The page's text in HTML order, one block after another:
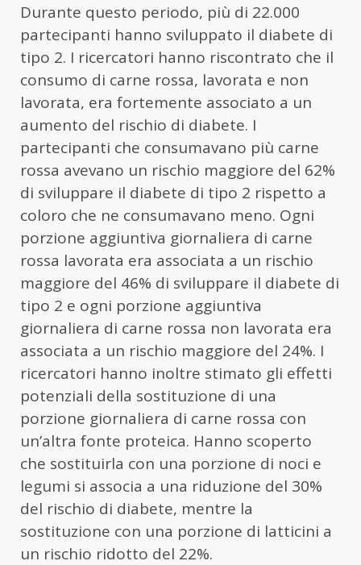
Durante questo periodo, più di 22.000
partecipanti hanno sviluppato il diabete di
tipo 2. I ricercatori hanno riscontrato che il
consumo di carne rossa, lavorata e non
lavorata, era fortemente associato a un
aumento del rischio di diabete. I
partecipanti che consumavano più carne
rossa avevano un rischio maggiore del 62%
di sviluppare il diabete di tipo 2 rispetto a
coloro che ne consumavano meno. Ogni
porzione aggiuntiva giornaliera di carne
rossa lavorata era associata a un rischio
maggiore del 46% di sviluppare il diabete di
tipo 2 e ogni porzione aggiuntiva
giornaliera di carne rossa non lavorata era
associata a un rischio maggiore del 24%. I
ricercatori hanno inoltre stimato gli effetti
potenziali della sostituzione di una
porzione giornaliera di carne rossa con
un’altra fonte proteica. Hanno scoperto
che sostituirla con una porzione di noci e
legumi si associa a una riduzione del 30%
del rischio di diabete, mentre la
sostituzione con una porzione di latticini a
un rischio ridotto del 22%.